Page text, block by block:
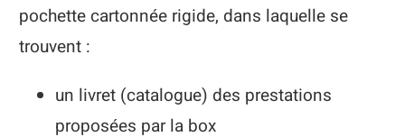
pochette cartonnée rigide, dans laquelle se
trouvent :
un livret (catalogue) des prestations
proposées par la box